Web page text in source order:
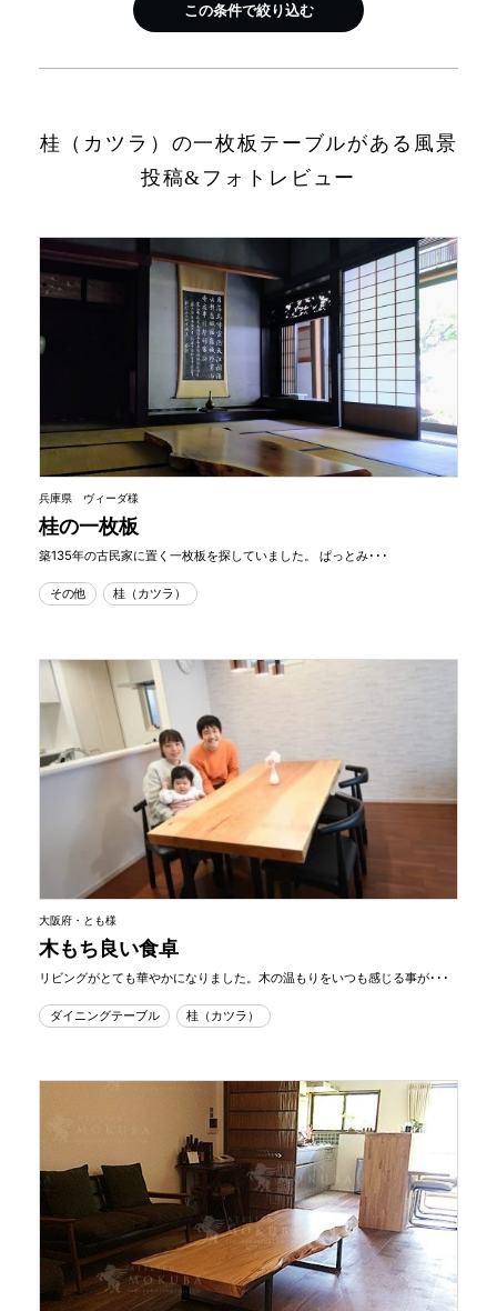
よくあるご質問
この条件で絞り込む
桂（カツラ）の一枚板テーブルがある風景
投稿&フォトレビュー
兵庫県 ヴィーダ様
桂の一枚板
築135年の古民家に置く一枚板を探していました。 ぱっとみ･･･
その他 桂（カツラ）
大阪府・とも様
木もち良い食卓
リビングがとても華やかになりました。木の温もりをいつも感じる事が･･･
ダイニングテーブル 桂（カツラ）